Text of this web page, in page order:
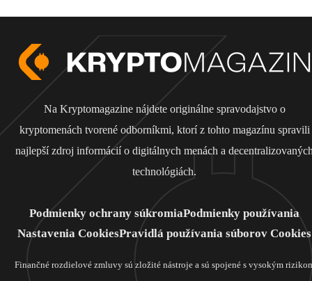
Na Kryptomagazine nájdete originálne spravodajstvo o
kryptomenách tvorené odborníkmi, ktorí z tohto magazínu spravili
najlepší zdroj informácií o digitálnych menách a
technológiách.
Podmienky ochrany súkromiaPodmienky používania
Nastavenia CookiesPravidlá používania súborov Cookies
Finančné rozdielové zmluvy sú zložité nástroje a sú spojené s vysokým